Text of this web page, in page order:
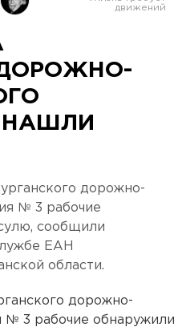
НАШЛИ
дорожно-
№ 3 рабочие
сообщили
ЕАН
области.
дорожно-
№ 3 рабочие обнаружили